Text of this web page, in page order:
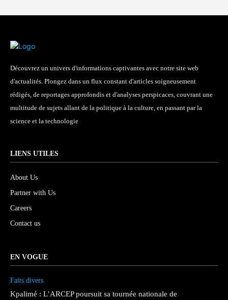
Découvrez un univers d'informations captivantes avec notre site web
d'actualités. Plongez dans un flux constant d'articles soigneusement
rédigés, de reportages approfondis et d'analyses perspicaces, couvrant une
multitude de sujets allant de la politique à la culture, en passant par la
science et la technologie
LIENS UTILES
About Us
Partner with Us
Careers
Contact us
EN VOGUE
Faits divers
Kpalimé : L’ARCEP poursuit sa tournée nationale de